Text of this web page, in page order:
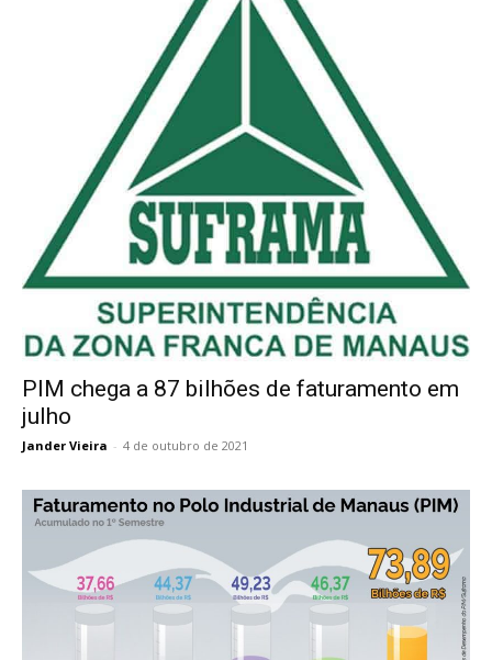
PIM chega a 87 bilhões de faturamento em
julho
Jander Vieira - 4 de outubro de 2021